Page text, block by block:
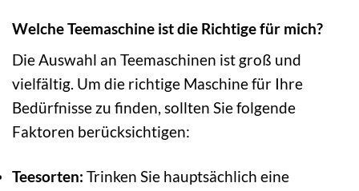
Welche Teemaschine ist die Richtige für mich?
Die Auswahl an Teemaschinen ist groß und
vielfältig. Um die richtige Maschine für Ihre
Bedürfnisse zu finden, sollten Sie folgende
Faktoren berücksichtigen:
Teesorten: Trinken Sie hauptsächlich eine